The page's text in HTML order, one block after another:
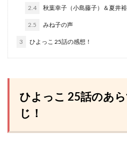
2.4 秋葉幸子（小島藤子）＆夏井
2.5 みね子の声
3 ひよっこ 25話の感想！
ひよっこ 25話のあ
じ！